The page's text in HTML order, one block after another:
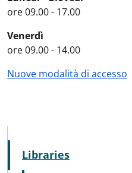
ore 09.00 - 17.00
Venerdì
ore 09.00 - 14.00
Nuove modalità di accesso
MENU CEV SECOND
Libraries
Active